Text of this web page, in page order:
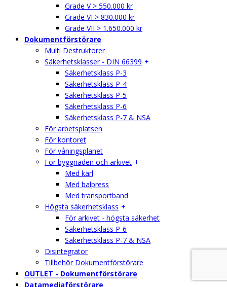
Grade V > 550.000 kr
Grade VI > 830.000 kr
Grade VII > 1.650.000 kr
Dokumentförstörare
Multi Destruktörer
Säkerhetsklasser - DIN 66399
Säkerhetsklass P-3
Säkerhetsklass P-4
Säkerhetsklass P-5
Säkerhetsklass P-6
Säkerhetsklass P-7 & NSA
För arbetsplatsen
För kontoret
För våningsplanet
För byggnaden och arkivet
Med kärl
Med balpress
Med transportband
Högsta säkerhetsklass
För arkivet - högsta säkerhet
Säkerhetsklass P-6
Säkerhetsklass P-7 & NSA
Disintegrator
Tillbehör Dokumentförstörare
OUTLET - Dokumentförstörare
Datamediaförstörare